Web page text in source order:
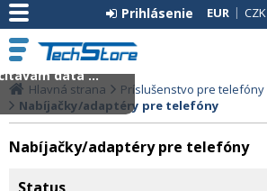
EUR CZK
Prihlásenie
Hlavná strana
Príslušenstvo pre telefóny
Nabíjačky/adaptéry pre telefóny
Nabíjačky/adaptéry pre telefóny
dáta ...